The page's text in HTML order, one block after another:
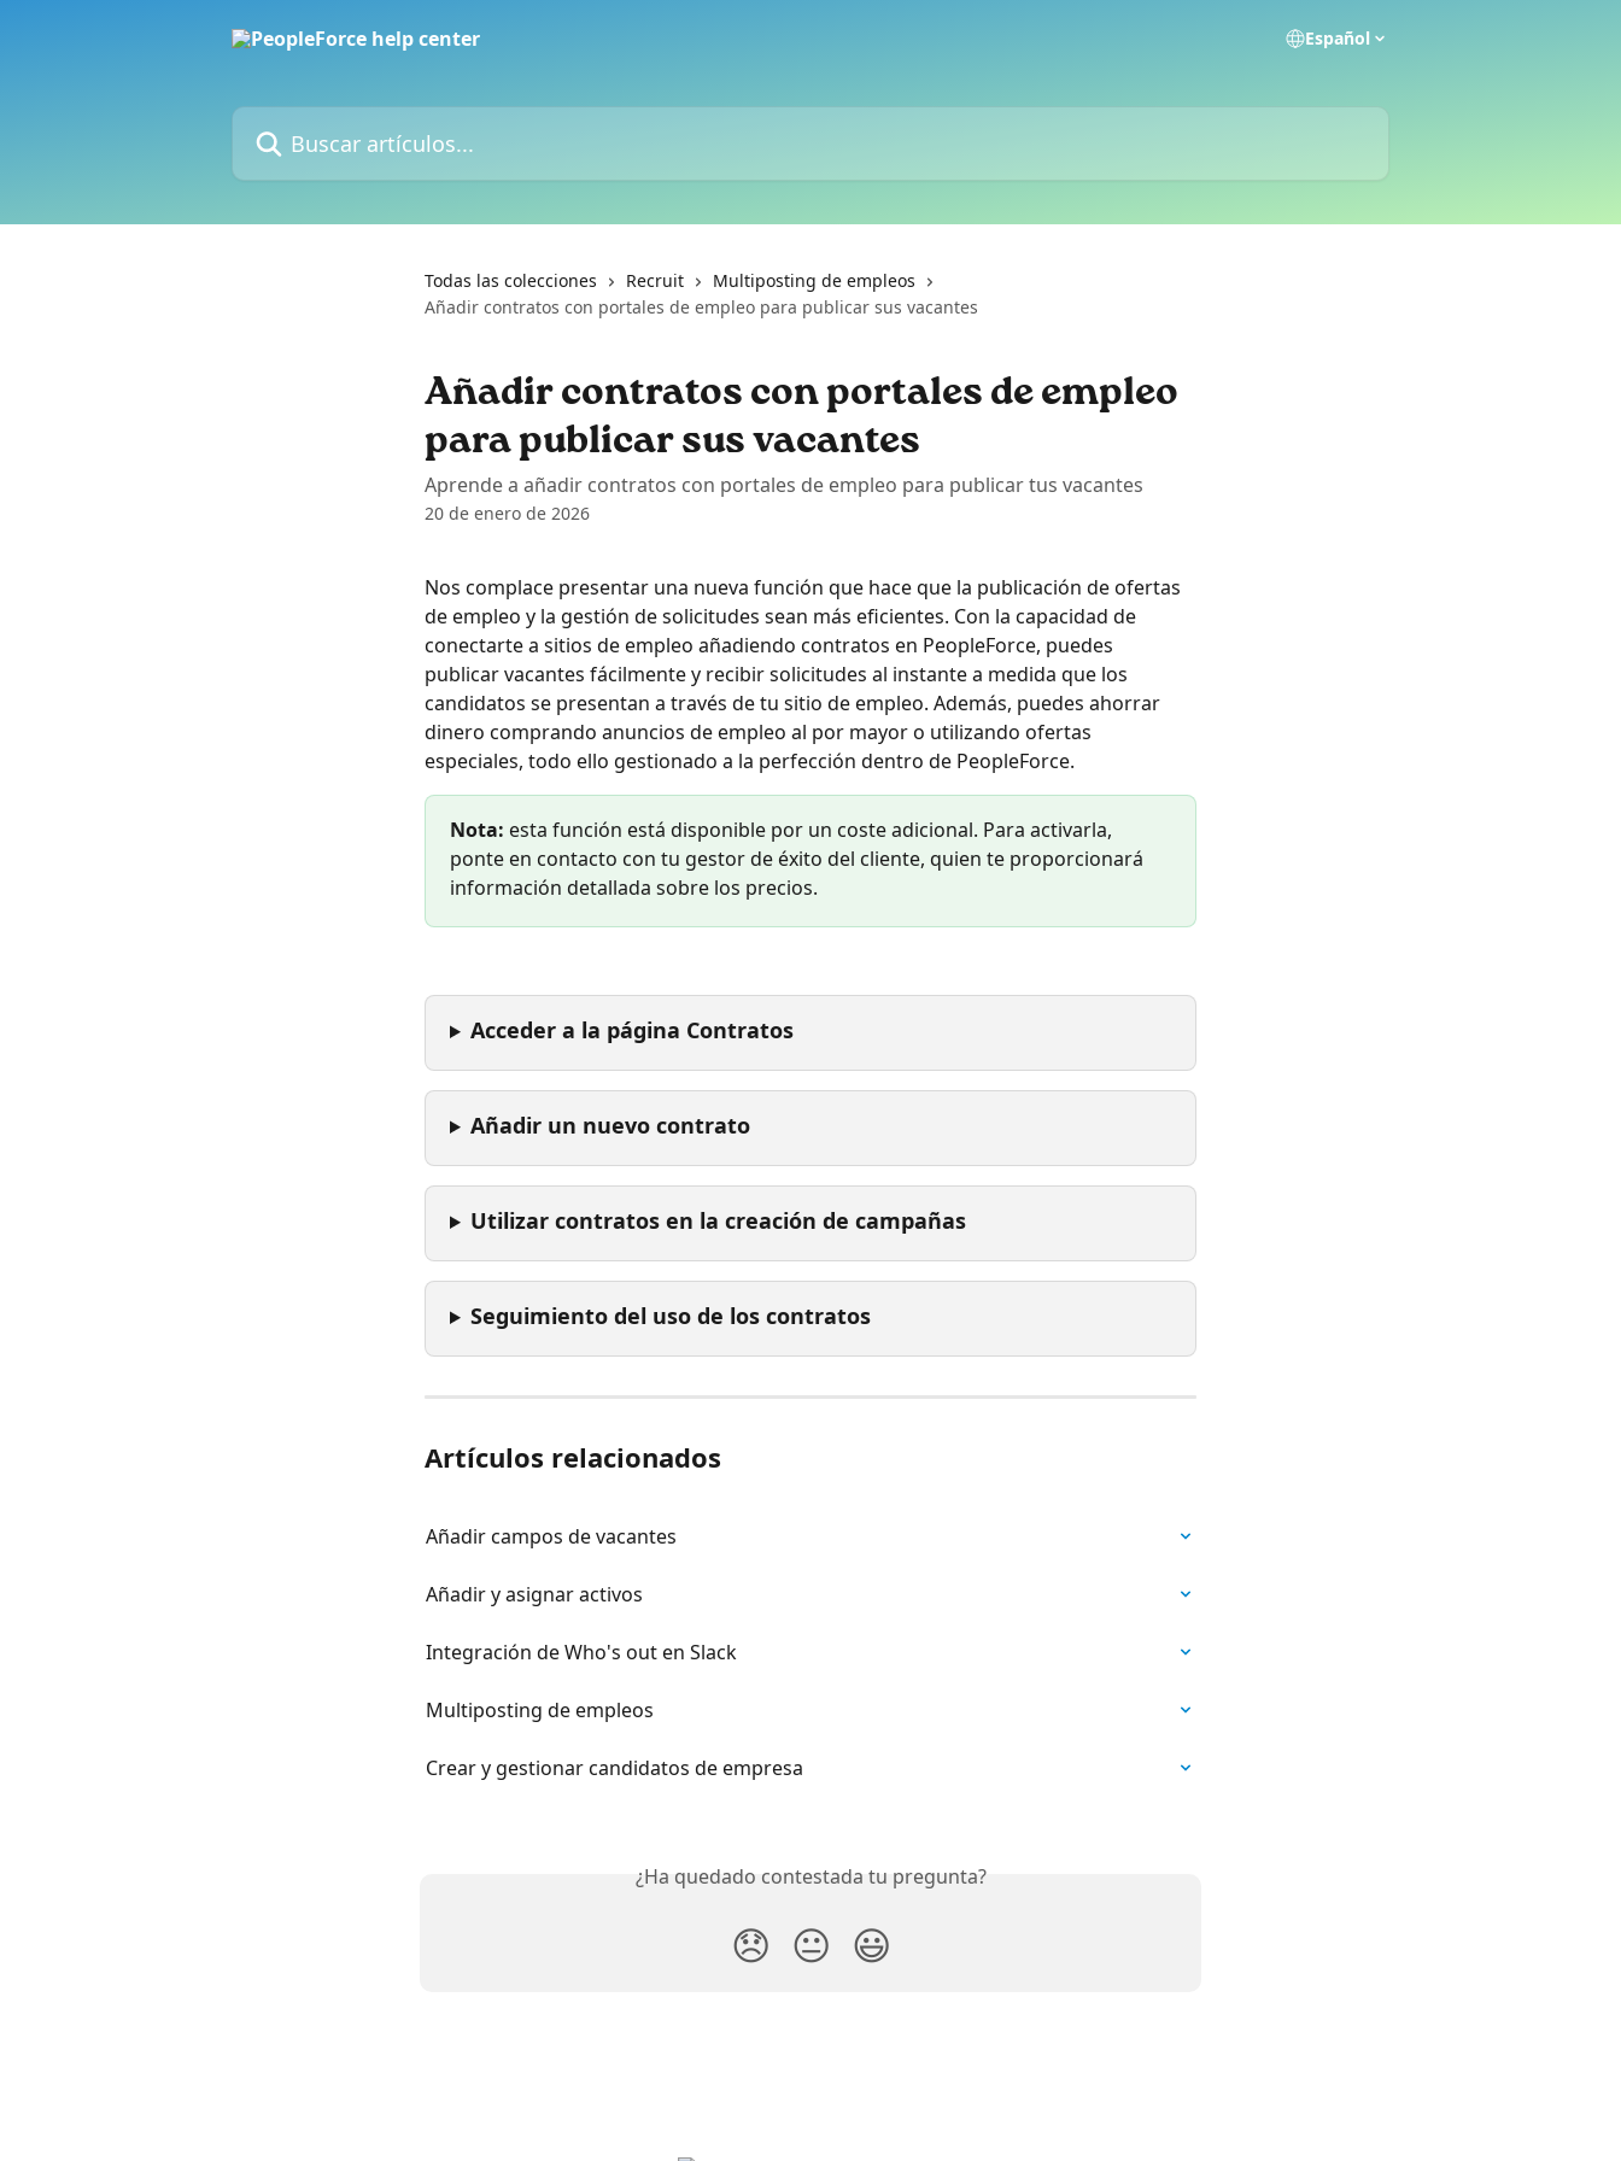
Español
Buscar artículos...
Todas las colecciones Recruit
Multiposting de empleos
Añadir contratos con portales de empleo para publicar sus vacantes
Añadir contratos con portales de empleo
para publicar sus vacantes
Aprende a añadir contratos con portales de empleo para publicar tus vacantes
20 de enero de 2026
Nos complace presentar una nueva función que hace que la publicación de ofertas
de empleo y la gestión de solicitudes sean más eficientes. Con la capacidad de
conectarte a sitios de empleo añadiendo contratos en PeopleForce, puedes
publicar vacantes fácilmente y recibir solicitudes al instante a medida que los
candidatos se presentan a través de tu sitio de empleo. Además, puedes ahorrar
dinero comprando anuncios de empleo al por mayor o utilizando ofertas
especiales, todo ello gestionado a la perfección dentro de PeopleForce.
Nota: esta función está disponible por un coste adicional. Para activarla,
ponte en contacto con tu gestor de éxito del cliente, quien te proporcionará
información detallada sobre los precios.
Acceder a la página Contratos
Añadir un nuevo contrato
Utilizar contratos en la creación de campañas
Seguimiento del uso de los contratos
Artículos relacionados
Añadir campos de vacantes
Añadir y asignar activos
Integración de Who's out en Slack
Multiposting de empleos
Crear y gestionar candidatos de empresa
¿Ha quedado contestada tu pregunta?
😞 😐 😃